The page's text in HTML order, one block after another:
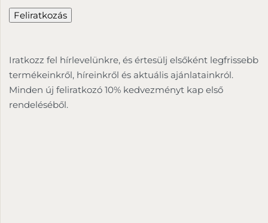
Iratkozz fel hírlevelünkre, és értesülj elsőként legfrissebb
termékeinkről, híreinkről és aktuális ajánlatainkról.
Minden új feliratkozó 10% kedvezményt kap első
rendeléséből.